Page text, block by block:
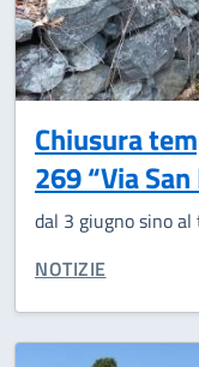
Chiusura
269 “Via
dal 3 giugno sino
CATEGORIA
NOTIZIE